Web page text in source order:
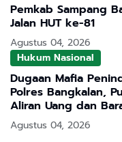
Pemkab Sampang
Jalan HUT ke-81
Agustus 04, 2026
Hukum Nasional
Dugaan Mafia
Polres Bangkalan,
Aliran Uang dan
Agustus 04, 2026